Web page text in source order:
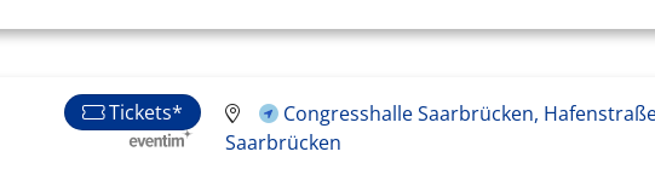
Tickets*
Congresshalle Saarbrücken,
Saarbrücken